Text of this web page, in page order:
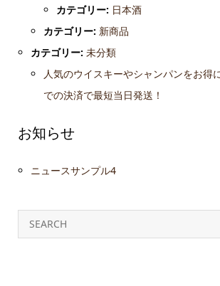
カテゴリー: 日本酒
カテゴリー: 新商品
カテゴリー:未分類
人気のウイスキーやシャンパンをお得
での決済で最短当日発送！
お知らせ
ニュースサンプル4